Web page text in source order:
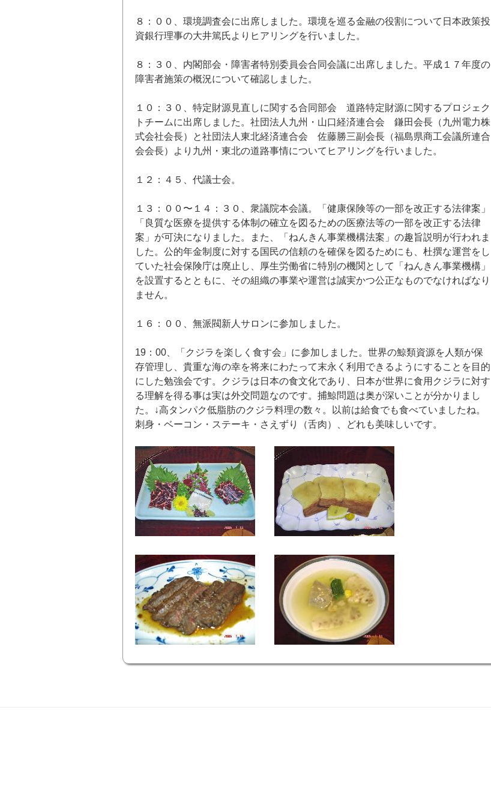
８：００、環境調査会に出席しました。環境を巡る金融の役割について日本政策投
資銀行理事の大井篤氏よりヒアリングを行いました。
８：３０、内閣部会・障害者特別委員会合同会議に出席しました。平成１７年度の
障害者施策の概況について確認しました。
１０：３０、特定財源見直しに関する合同部会 道路特定財源に関するプロジェク
トチームに出席しました。社団法人九州・山口経済連合会 鎌田会長（九州電力株
式会社会長）と社団法人東北経済連合会 佐藤勝三副会長（福島県商工会議所連合
会会長）より九州・東北の道路事情についてヒアリングを行いました。
１２：４５、代議士会。
１３：００〜１４：３０、衆議院本会議。「健康保険等の一部を改正する法律案」
「良質な医療を提供する体制の確立を図るための医療法等の一部を改正する法律
案」が可決になりました。また、「ねんきん事業機構法案」の趣旨説明が行われま
した。公的年金制度に対する国民の信頼のを確保を図るためにも、杜撰な運営をし
ていた社会保険庁は廃止し、厚生労働省に特別の機関として「ねんきん事業機構」
を設置するとともに、その組織の事業や運営は誠実かつ公正なものでなければなり
ません。
１６：００、無派閥新人サロンに参加しました。
19：00、「クジラを楽しく食す会」に参加しました。世界の鯨類資源を人類が保
存管理し、貴重な海の幸を将来にわたって末永く利用できるようにすることを目的
にした勉強会です。クジラは日本の食文化であり、日本が世界に食用クジラに対す
る理解を得る事は実は外交問題なのです。捕鯨問題は奥が深いことが分かりまし
た。↓高タンパク低脂肪のクジラ料理の数々。以前は給食でも食べていましたね。
刺身・ベーコン・ステーキ・さえずり（舌肉）、どれも美味しいです。